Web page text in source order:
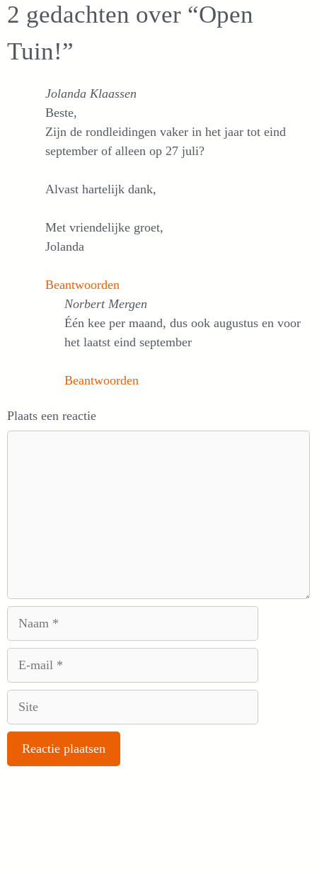
2 gedachten over “Open
Tuin!”
Jolanda Klaassen
Beste,
Zijn de rondleidingen vaker in het jaar tot eind
september of alleen op 27 juli?
Alvast hartelijk dank,
Met vriendelijke groet,
Jolanda
Beantwoorden
Norbert Mergen
Één kee per maand, dus ook augustus en voor
het laatst eind september
Beantwoorden
Plaats een reactie